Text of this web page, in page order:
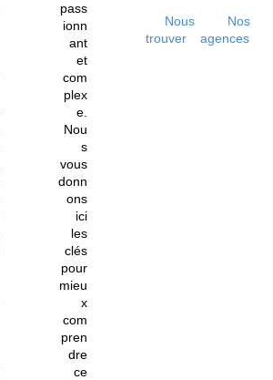
pass
ionn
ant
et
com
plex
e.
Nou
s
vous
donn
ons
ici
les
clés
pour
mieu
x
com
pren
dre
ce
Nous
trouver
Nos
agences